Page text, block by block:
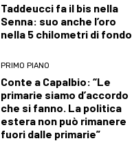
Taddeucci fa il bis nella
Senna: suo anche l’oro
nella 5 chilometri di fondo
PRIMO PIANO
Conte a Capalbio: “Le
primarie siamo d’accordo
che si fanno. La politica
estera non può rimanere
fuori dalle primarie”